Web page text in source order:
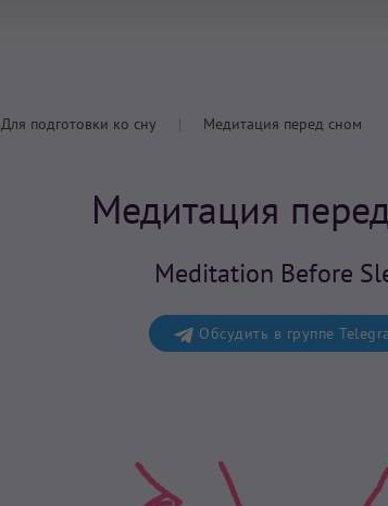
Для подготовки ко сну Медитация перед сном
Медитация
Meditation Before
Обсудить в группе